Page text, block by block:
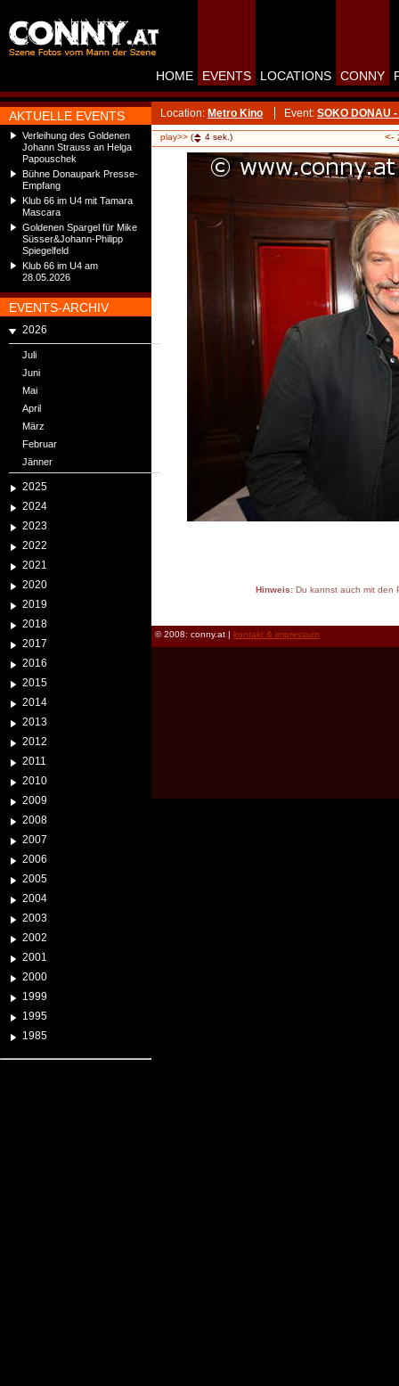
AKTUELLE EVENTS
Verleihung des Goldenen
Johann Strauss an Helga
Papouschek
Bühne Donaupark Presse-
Empfang
Klub 66 im U4 mit Tamara
Mascara
Goldenen Spargel für Mike
Süsser&Johann-Philipp
Spiegelfeld
Klub 66 im U4 am
28.05.2026
EVENTS-ARCHIV
2026
Juli
Juni
Mai
April
März
Februar
Jänner
2025
2024
2023
2022
2021
2020
2019
2018
2017
2016
2015
2014
2013
2012
2011
2010
2009
2008
2007
2006
2005
2004
2003
2002
2001
2000
1999
1995
1985
HOME EVENTS LOCATIONS CONNY
Location: Metro Kino Event: SOKO DONAU
play>> ( 4 sek.) <-
Hinweis:Du kannst auch mit den
© 2008: conny.at | kontakt & impressum